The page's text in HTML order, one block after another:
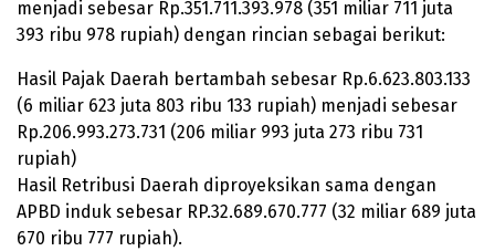
menjadi sebesar Rp.351.711.393.978 (351 miliar 711 juta
393 ribu 978 rupiah) dengan rincian sebagai berikut:
Hasil Pajak Daerah bertambah sebesar Rp.6.623.803.133
(6 miliar 623 juta 803 ribu 133 rupiah) menjadi sebesar
Rp.206.993.273.731 (206 miliar 993 juta 273 ribu 731
rupiah)
Hasil Retribusi Daerah diproyeksikan sama dengan
APBD induk sebesar RP.32.689.670.777 (32 miliar 689 juta
670 ribu 777 rupiah).